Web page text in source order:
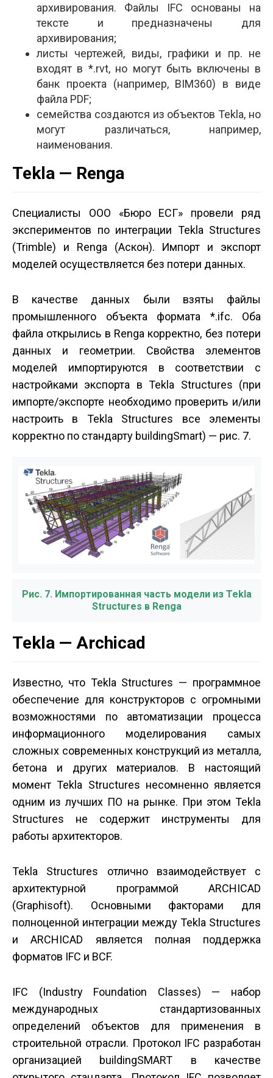
архивирования. Файлы IFC основаны на
тексте и предназначены для
архивирования;
листы чертежей, виды, графики и пр. не
входят в *.rvt, но могут быть включены в
банк проекта (например, BIM360) в виде
файла PDF;
семейства создаются из объектов Tekla, но
могут различаться, например,
наименования.
Tekla — Renga
Специалисты ООО «Бюро ЕСГ» провели ряд
экспериментов по интеграции Tekla Structures
(Trimble) и Renga (Аскон). Импорт и экспорт
моделей осуществляется без потери данных.
В качестве данных были взяты файлы
промышленного объекта формата *.ifc. Оба
файла открылись в Renga корректно, без потери
данных и геометрии. Свойства элементов
моделей импортируются в соответствии с
настройками экспорта в Tekla Structures (при
импорте/экспорте необходимо проверить и/или
настроить в Tekla Structures все элементы
корректно по стандарту buildingSmart) — рис. 7.
Рис. 7. Импортированная часть модели из Tekla
Structures в Renga
Tekla — Archicad
Известно, что Tekla Structures — программное
обеспечение для конструкторов с огромными
возможностями по автоматизации процесса
информационного моделирования самых
сложных современных конструкций из металла,
бетона и других материалов. В настоящий
момент Tekla Structures несомненно является
одним из лучших ПО на рынке. При этом Tekla
Structures не содержит инструменты для
работы архитекторов.
Tekla Structures отлично взаимодействует с
архитектурной программой ARCHICAD
(Graphisoft). Основными факторами для
полноценной интеграции между Tekla Structures
и ARCHICAD является полная поддержка
форматов IFC и BCF.
IFC (Industry Foundation Classes) — набор
международных стандартизованных
определений объектов для применения в
строительной отрасли. Протокол IFC разработан
организацией buildingSMART в качестве